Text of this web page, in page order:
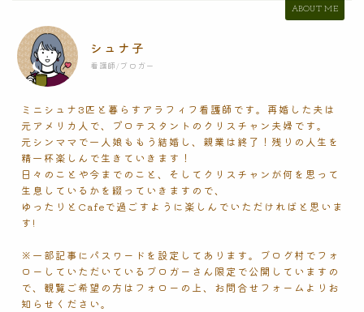
ABOUT ME
シュナ子
看護師/ブロガー
ミニシュナ3匹と暮らすアラフィフ看護師です。再婚した夫は
元アメリカ人で、プロテスタントのクリスチャン夫婦です。
元シンママで一人娘ももう結婚し、親業は終了！残りの人生を
精一杯楽しんで生きていきます！
日々のことや今までのこと、そしてクリスチャンが何を思って
生息しているかを綴っていきますので、
ゆったりとCafeで過ごすように楽しんでいただければと思いま
す!
※一部記事にパスワードを設定してあります。ブログ村でフォ
ローしていただいているブロガーさん限定で公開していますの
で、観覧ご希望の方はフォローの上、お問合せフォームよりお
知らせください。